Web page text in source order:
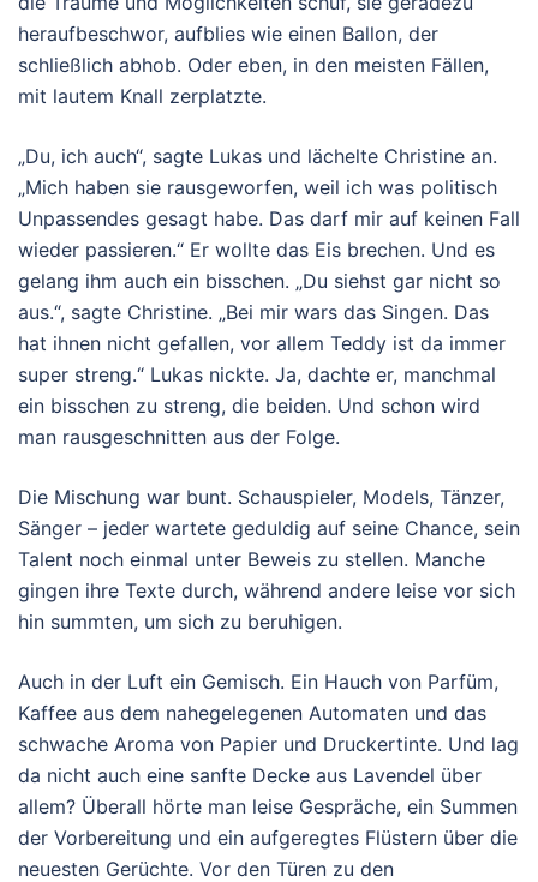
heraufbeschwor, aufblies wie einen Ballon, der
schließlich abhob. Oder eben, in den meisten Fällen,
mit lautem Knall zerplatzte.
„Du, ich auch“, sagte Lukas und lächelte Christine an.
„Mich haben sie rausgeworfen, weil ich was politisch
Unpassendes gesagt habe. Das darf mir auf keinen Fall
wieder passieren.“ Er wollte das Eis brechen. Und es
gelang ihm auch ein bisschen. „Du siehst gar nicht so
aus.“, sagte Christine. „Bei mir wars das Singen. Das
hat ihnen nicht gefallen, vor allem Teddy ist da immer
super streng.“ Lukas nickte. Ja, dachte er, manchmal
ein bisschen zu streng, die beiden. Und schon wird
man rausgeschnitten aus der Folge.
Die Mischung war bunt. Schauspieler, Models, Tänzer,
Sänger – jeder wartete geduldig auf seine Chance, sein
Talent noch einmal unter Beweis zu stellen. Manche
gingen ihre Texte durch, während andere leise vor sich
hin summten, um sich zu beruhigen.
Auch in der Luft ein Gemisch. Ein Hauch von Parfüm,
Kaffee aus dem nahegelegenen Automaten und das
schwache Aroma von Papier und Druckertinte. Und lag
da nicht auch eine sanfte Decke aus Lavendel über
allem? Überall hörte man leise Gespräche, ein Summen
der Vorbereitung und ein aufgeregtes Flüstern über die
neuesten Gerüchte. Vor den Türen zu den